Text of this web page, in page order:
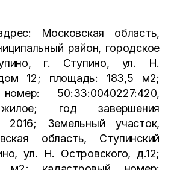
Московская область,
район, городское
г. Ступино, ул. Н.
12; площадь: 183,5 м2;
50:33:0040227:420,
жилое; год завершения
2016; Земельный участок,
область, Ступинский
ул. Н. Островского, д.12;